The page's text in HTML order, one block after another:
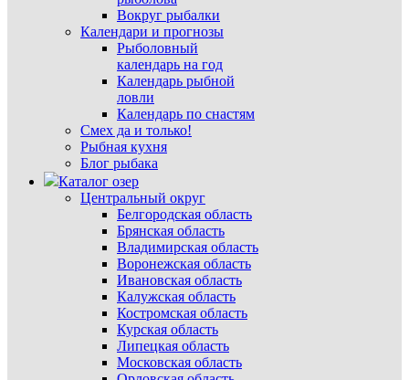
Вокруг рыбалки
Календари и прогнозы
Рыболовный
календарь на год
Календарь рыбной
ловли
Календарь по снастям
Смех да и только!
Рыбная кухня
Блог рыбака
Каталог озер
Центральный округ
Белгородская область
Брянская область
Владимирская область
Воронежская область
Ивановская область
Калужская область
Костромская область
Курская область
Липецкая область
Московская область